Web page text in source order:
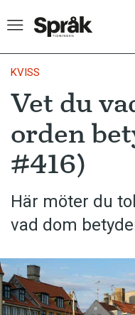
Hem
Artiklar
Krönikor
Språkfrågor
Skrivtips
Kviss
Podden
KVISS
Vet du
orden
#416)
Här möter du
vad dom